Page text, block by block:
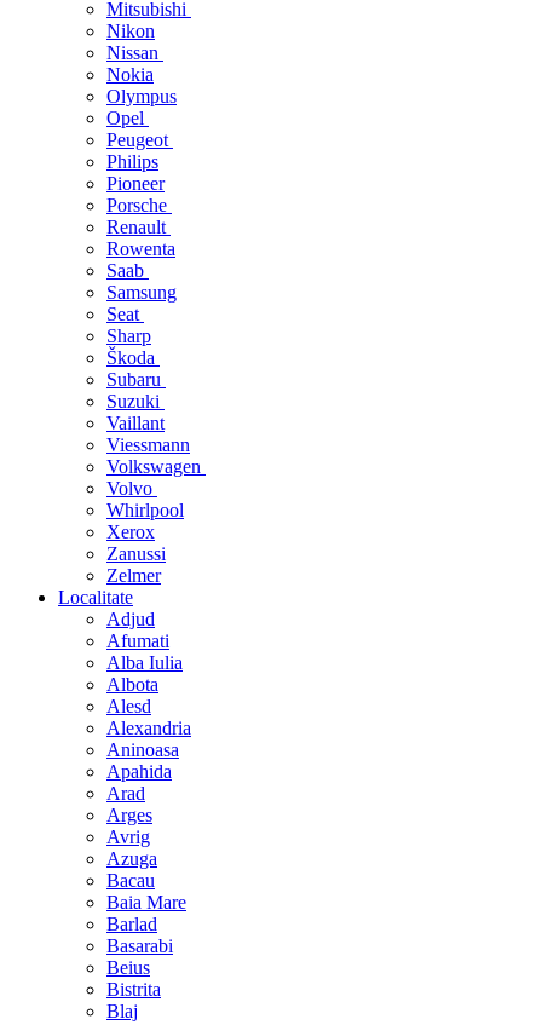
Mitsubishi
Nikon
Nissan
Nokia
Olympus
Opel
Peugeot
Philips
Pioneer
Porsche
Renault
Rowenta
Saab
Samsung
Seat
Sharp
Škoda
Subaru
Suzuki
Vaillant
Viessmann
Volkswagen
Volvo
Whirlpool
Xerox
Zanussi
Zelmer
Localitate
Adjud
Afumati
Alba Iulia
Albota
Alesd
Alexandria
Aninoasa
Apahida
Arad
Arges
Avrig
Azuga
Bacau
Baia Mare
Barlad
Basarabi
Beius
Bistrita
Blaj